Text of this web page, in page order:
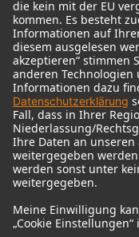
© 2018 - 2026Georg
Impressum
Nutzungsbedingungen
Datenschutz
AGB